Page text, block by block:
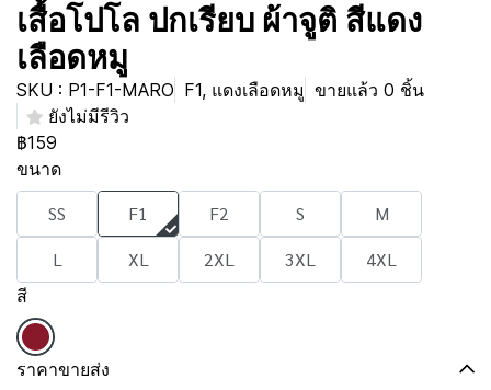
เสื้อโปโล ปกเรียบ ผ้าจูติ สีแดง
เลือดหมู
SKU : P1-F1-MARO F1, แดงเลือดหมู ขายแล้ว 0 ชิ้น
ยังไม่มีรีวิว
฿159
ขนาด
SS F1 F2 S
M
L
XL 2XL 3XL 4XL
สี
ราคาขายส่ง